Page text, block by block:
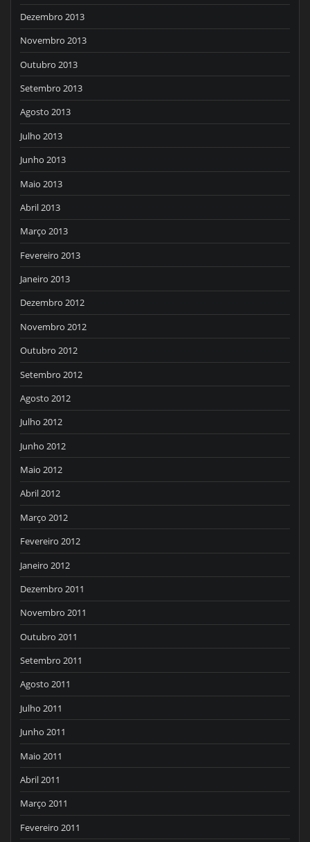
Dezembro 2013
Novembro 2013
Outubro 2013
Setembro 2013
Agosto 2013
Julho 2013
Junho 2013
Maio 2013
Abril 2013
Março 2013
Fevereiro 2013
Janeiro 2013
Dezembro 2012
Novembro 2012
Outubro 2012
Setembro 2012
Agosto 2012
Julho 2012
Junho 2012
Maio 2012
Abril 2012
Março 2012
Fevereiro 2012
Janeiro 2012
Dezembro 2011
Novembro 2011
Outubro 2011
Setembro 2011
Agosto 2011
Julho 2011
Junho 2011
Maio 2011
Abril 2011
Março 2011
Fevereiro 2011